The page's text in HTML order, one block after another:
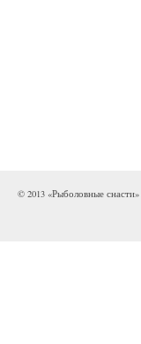
© 2013 «Рыболовные снасти»